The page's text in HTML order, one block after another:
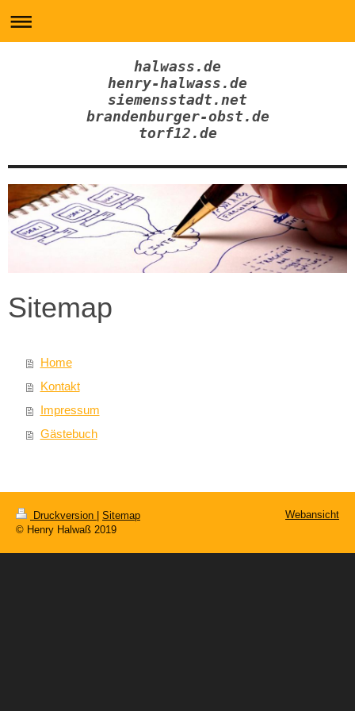
halwass.de
henry-halwass.de
siemensstadt.net
brandenburger-obst.de
torf12.de
Sitemap
Home
Kontakt
Impressum
Gästebuch
Druckversion | Sitemap
© Henry Halwaß 2019
Webansicht